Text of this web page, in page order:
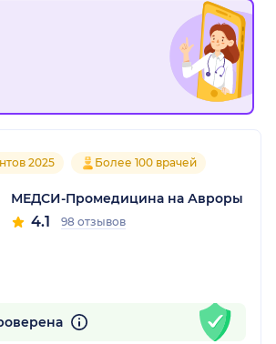
2025 Более 100 врачей
МЕДСИ-Промедицина на Авроры
4.1 98 отзывов